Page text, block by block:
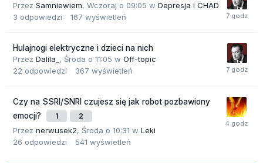
Przez Samniewiem, Wczoraj o 09:05 w Depresja i CHAD
3 odpowiedzi 167 wyświetleń
Hulajnogi elektryczne i dzieci na nich
Przez Dalila_ , Środa o 11:05 w Off-topic
22 odpowiedzi 367 wyświetleń
Czy na SSRI/SNRI czujesz się jak robot pozbawiony
emocji?
1 2
Przez nerwusek2, Środa o 10:31 w Leki
26 odpowiedzi 541 wyświetleń